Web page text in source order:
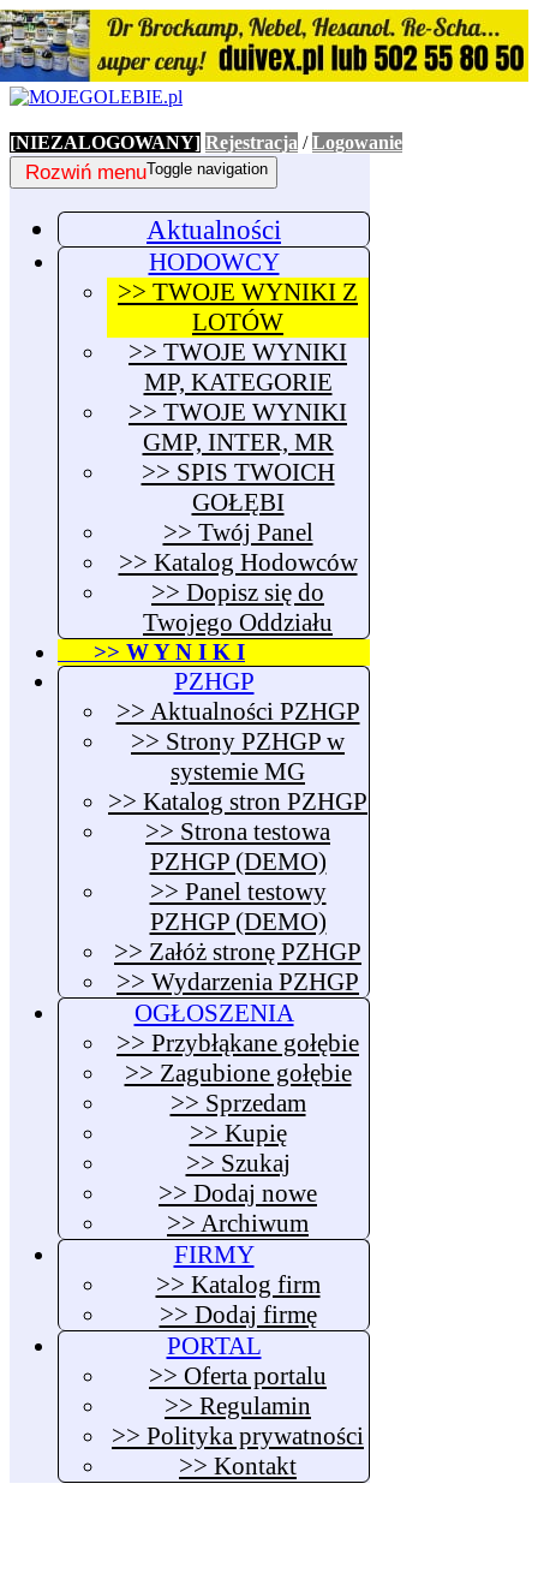
[NIEZALOGOWANY] Rejestracja /Logowanie
Toggle navigation
Rozwiń menu
Aktualności
HODOWCY
>> TWOJE WYNIKI Z
LOTÓW
>> TWOJE WYNIKI
MP, KATEGORIE
>> TWOJE WYNIKI
GMP, INTER, MR
>> SPIS TWOICH
GOŁĘBI
>> Twój Panel
>> Katalog Hodowców
>> Dopisz się do
Twojego Oddziału
>> W Y N I K I
PZHGP
>> Aktualności PZHGP
>> Strony PZHGP w
systemie MG
>> Katalog stron PZHGP
>> Strona testowa
PZHGP (DEMO)
>> Panel testowy
PZHGP (DEMO)
>> Załóż stronę PZHGP
>> Wydarzenia PZHGP
OGŁOSZENIA
>> Przybłąkane gołębie
>> Zagubione gołębie
>> Sprzedam
>> Kupię
>> Szukaj
>> Dodaj nowe
>> Archiwum
FIRMY
>> Katalog firm
>> Dodaj firmę
PORTAL
>> Oferta portalu
>> Regulamin
>> Polityka prywatności
>> Kontakt